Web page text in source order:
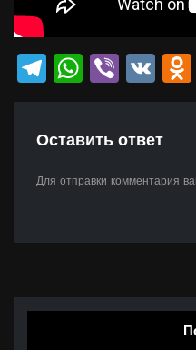
Telegram
Viber
VK
Оставить ответ
Для отправки комментария